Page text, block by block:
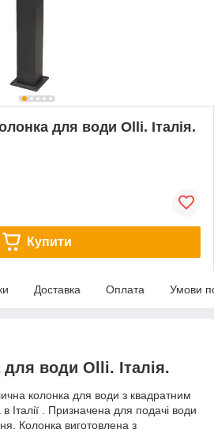
для води Olli. Італія.
Купити
Доставка Оплата Умови
води Olli. Італія.
колонка для води з квадратним
Італії . Призначена для подачі води
Колонка виготовлена з